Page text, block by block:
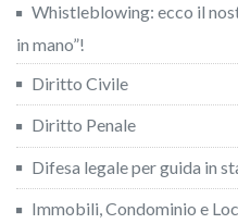
Whistleblowing: ecco il
in mano”!
Diritto Civile
Diritto Penale
Difesa legale per guida in
Immobili, Condominio e